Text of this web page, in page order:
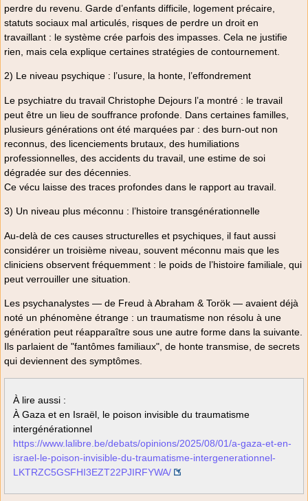
perdre du revenu. Garde d’enfants difficile, logement précaire,
statuts sociaux mal articulés, risques de perdre un droit en
travaillant : le système crée parfois des impasses. Cela ne justifie
rien, mais cela explique certaines stratégies de contournement.
2) Le niveau psychique : l’usure, la honte, l’effondrement
Le psychiatre du travail Christophe Dejours l’a montré : le travail
peut être un lieu de souffrance profonde. Dans certaines familles,
plusieurs générations ont été marquées par : des burn-out non
reconnus, des licenciements brutaux, des humiliations
professionnelles, des accidents du travail, une estime de soi
dégradée sur des décennies.
Ce vécu laisse des traces profondes dans le rapport au travail.
3) Un niveau plus méconnu : l’histoire transgénérationnelle
Au-delà de ces causes structurelles et psychiques, il faut aussi
considérer un troisième niveau, souvent méconnu mais que les
cliniciens observent fréquemment : le poids de l’histoire familiale, qui
peut verrouiller une situation.
Les psychanalystes — de Freud à Abraham & Torök — avaient déjà
noté un phénomène étrange : un traumatisme non résolu à une
génération peut réapparaître sous une autre forme dans la suivante.
Ils parlaient de "fantômes familiaux", de honte transmise, de secrets
qui deviennent des symptômes.
À lire aussi :
À Gaza et en Israël, le poison invisible du traumatisme
intergénérationnel
https://www.lalibre.be/debats/opinions/2025/08/01/a-gaza-et-en-
israel-le-poison-invisible-du-traumatisme-intergenerationnel-
LKTRZC5GSFHI3EZT22PJIRFYWA/